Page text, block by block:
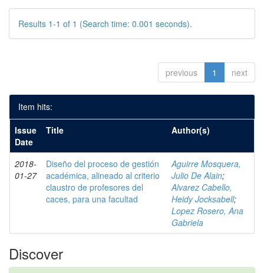
Results 1-1 of 1 (Search time: 0.001 seconds).
previous 1 next
Item hits:
Issue
Date
Title Author(s)
2018-
01-27
Diseño del proceso de gestión
académica, alineado al criterio
claustro de profesores del
caces, para una facultad
Aguirre Mosquera,
Julio De Alain;
Alvarez Cabello,
Heidy Jocksabell;
Lopez Rosero, Ana
Gabriela
Discover